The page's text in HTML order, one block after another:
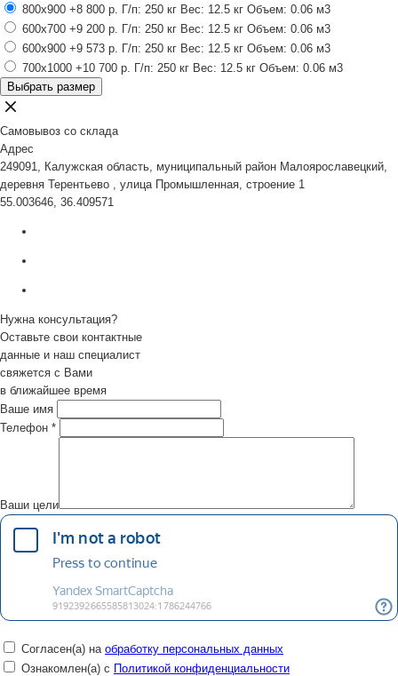
800x900 +8 800 р. Г/п: 250 кг Вес: 12.5 кг Объем: 0.06 м3
600x700 +9 200 р. Г/п: 250 кг Вес: 12.5 кг Объем: 0.06 м3
600x900 +9 573 р. Г/п: 250 кг Вес: 12.5 кг Объем: 0.06 м3
700x1000 +10 700 р. Г/п: 250 кг Вес: 12.5 кг Объем: 0.06 м3
Выбрать размер
Самовывоз со склада
Адрес
249091, Калужская область, муниципальный район Малоярославецкий,
деревня Терентьево , улица Промышленная, строение 1
55.003646, 36.409571
Нужна консультация?
Оставьте свои контактные
данные и наш специалист
свяжется с Вами
в ближайшее время
Ваше имя
Телефон *
Ваши цели
Согласен(а) на обработку персональных данных
Ознакомлен(а) с Политикой конфиденциальности